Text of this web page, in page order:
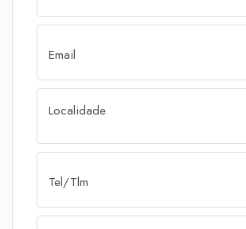
Email
Localidade
Tel/Tlm